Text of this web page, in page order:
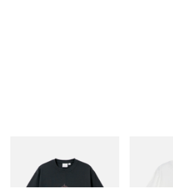
Flame Tee
立即購入